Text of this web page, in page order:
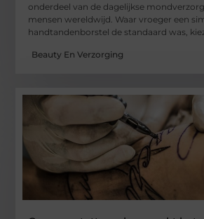
onderdeel van de dagelijkse
mensen wereldwijd. Waar vroeger een
handtandenborstel de standaard was,
Beauty En Verzorging